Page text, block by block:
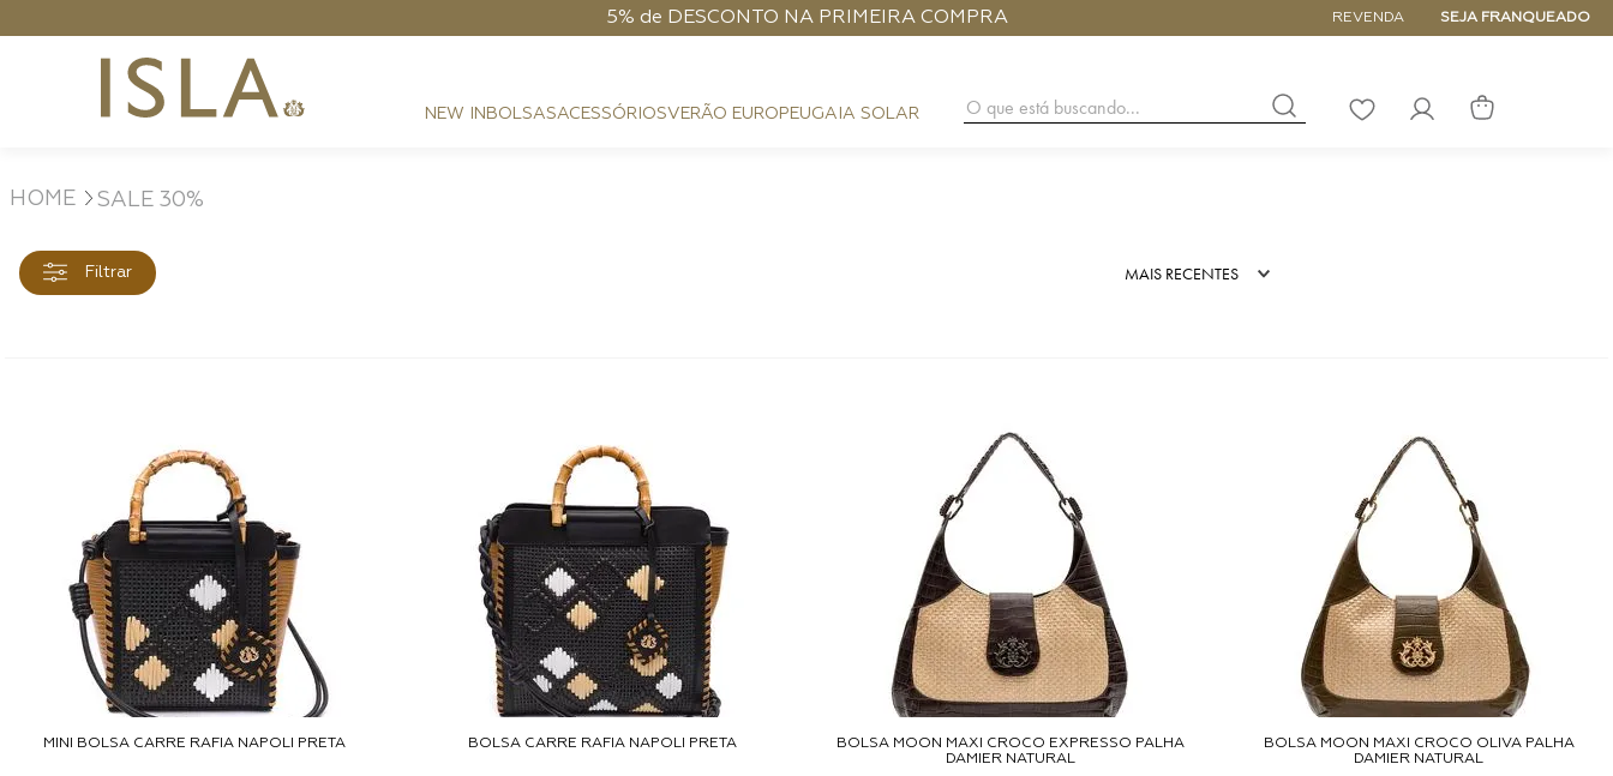
5% de DESCONTO NA PRIMEIRA COMPRA ATÉ 6x SEM JUROS
REVENDA SEJA FRANQUEADO
NEW IN BOLSAS
RESORT
BEST SELLER
TOTE BAG
MÁXI SHOPPER
ACESSÓRIOSVERÃO EUROPEUGAIA SOLAR
O que está buscando...
LISTA
DE
SALE 30%
Filtrar MAIS RECENTES
ADICIONAR A SACOLA
MINI BOLSA CARRÉ RAFIA NAPOLI PRETA
ADICIONAR A SACOLA
BOLSA CARRÉ RAFIA NAPOLI PRETA
ADICIONAR A SACOLA
BOLSA MOON MAXI CROCO EXPRESSO PALHA
DAMIER NATURAL
ADICIONAR A SACOLA
BOLSA MOON MAXI CROCO OLIVA PALHA
DAMIER NATURAL